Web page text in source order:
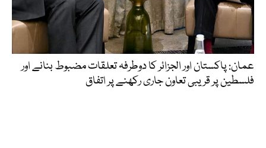
عمان: پاکستان اور الجزائر کا دوطرفہ تعلقات مضبوط بنانے اور
فلسطین پر قریبی تعاون جاری رکھنے پر اتفاق